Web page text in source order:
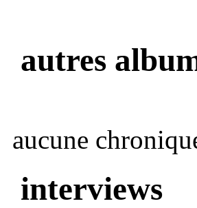
autres
aucune
interviews